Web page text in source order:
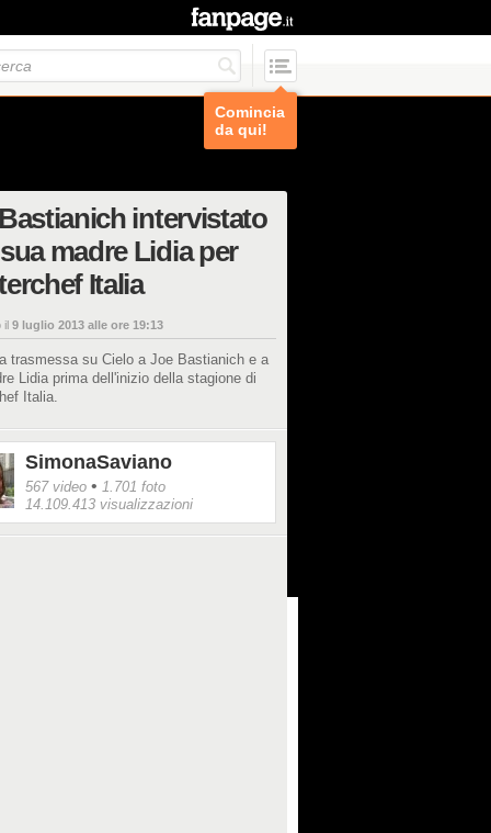
Comincia
da qui!
intervistato
madre Lidia per
Italia
il 9 luglio 2013 alle ore 19:13
trasmessa su Cielo a Joe Bastianich e a
Lidia prima dell'inizio della stagione di
Italia.
SimonaSaviano
567 video • 1.701 foto
14.109.413 visualizzazioni